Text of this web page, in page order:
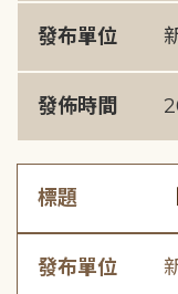
發布單位
發佈時間
標題
發布單位